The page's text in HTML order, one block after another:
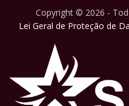
Copyright © 2026 -
Lei Geral de Proteção de